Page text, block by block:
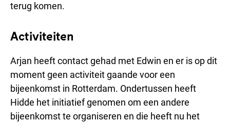
terug komen.
Activiteiten
Arjan heeft contact gehad met Edwin en er is op dit
moment geen activiteit gaande voor een
bijeenkomst in Rotterdam. Ondertussen heeft
Hidde het initiatief genomen om een andere
bijeenkomst te organiseren en die heeft nu het